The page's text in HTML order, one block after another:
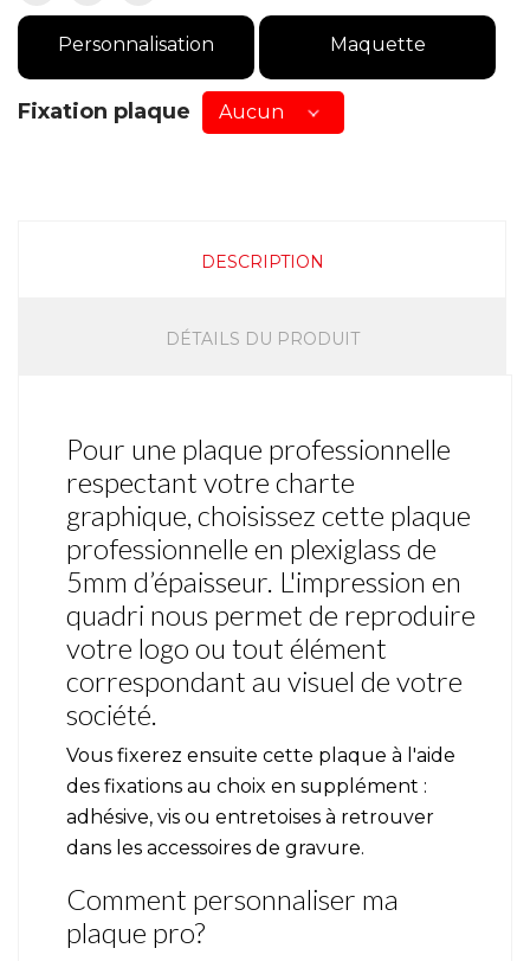
Personnalisation Maquette
Fixation plaque
DESCRIPTION
DÉTAILS DU PRODUIT
Pour une plaque professionnelle
respectant votre charte
graphique, choisissez cette plaque
professionnelle en plexiglass de
5mm d’épaisseur. L'impression en
quadri nous permet de reproduire
votre logo ou tout élément
correspondant au visuel de votre
société.
Vous fixerez ensuite cette plaque à l'aide
des fixations au choix en supplément :
adhésive, vis ou entretoises à retrouver
dans les accessoires de gravure.
Comment personnaliser ma
plaque pro?